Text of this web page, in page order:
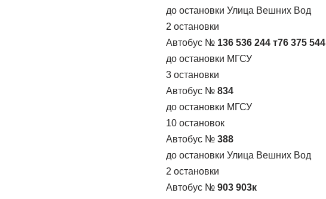
до остановки Улица Вешних Вод
2 остановки
Автобус № 136 536 244 т76 375 544
до остановки МГСУ
3 остановки
Автобус № 834
до остановки МГСУ
10 остановок
Автобус № 388
до остановки Улица Вешних Вод
2 остановки
Автобус № 903 903к